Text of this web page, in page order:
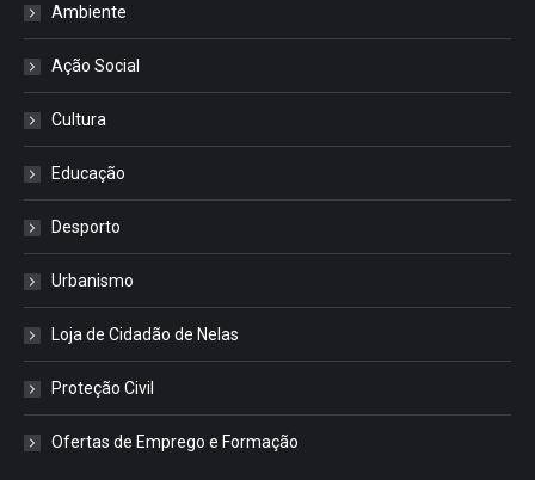
Ambiente
Ação Social
Cultura
Educação
Desporto
Urbanismo
Loja de Cidadão de Nelas
Proteção Civil
Ofertas de Emprego e Formação